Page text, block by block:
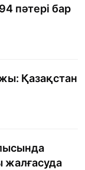
пәтері бар
Қазақстан
жалғасуда